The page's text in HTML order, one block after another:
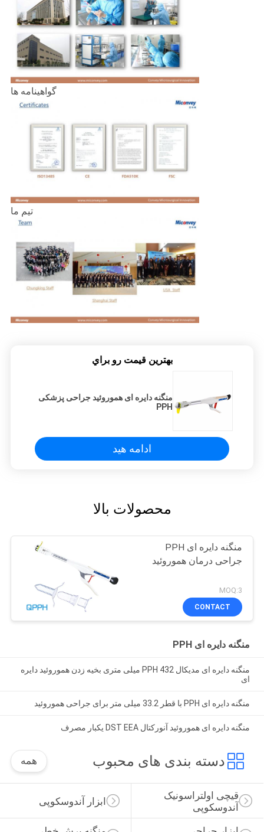
گواهینامه ها
تیم ما
بهترين قيمت رو براي
منگنه دایره ای هموروئید جراحی پزشکی
PPH
ادامه هید
محصولات بالا
منگنه دایره ای PPH
جراحی درمان هموروئید
MOQ:3
CONTACT
منگنه دایره ای PPH
منگنه دایره ای مدیکال PPH 432 میلی متری بخیه زدن هموروئید دایره
ای
منگنه دایره ای PPH با قطر 33.2 میلی متر برای جراحی هموروئید
منگنه دایره ای هموروئید آنورکتال DST EEA یکبار مصرف
دسته بندی های محبوب همه
ابزار آندوسکوپی
قیچی اولتراسونیک
آندوسکوپی